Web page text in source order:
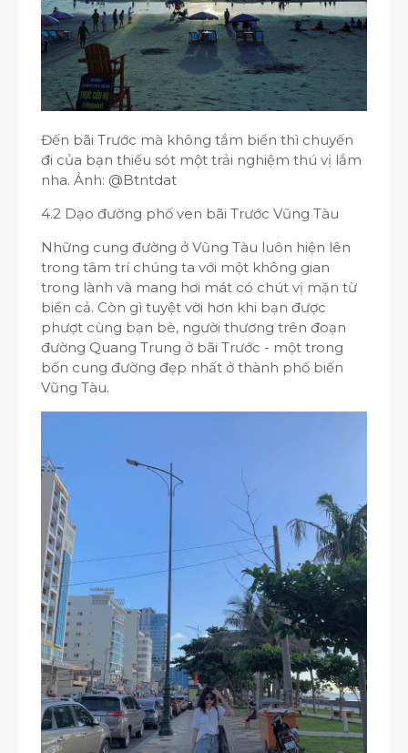
Đến bãi Trước mà không tắm biển thì chuyến
đi của bạn thiếu sót một trải nghiệm thú vị lắm
nha. Ảnh: @Btntdat
4.2 Dạo đường phố ven bãi Trước Vũng Tàu
Những cung đường ở Vũng Tàu luôn hiện lên
trong tâm trí chúng ta với một không gian
trong lành và mang hơi mát có chút vị mặn từ
biển cả. Còn gì tuyệt vời hơn khi bạn được
phượt cùng bạn bè, người thương trên đoạn
đường Quang Trung ở bãi Trước - một trong
bốn cung đường đẹp nhất ở thành phố biến
Vũng Tàu.